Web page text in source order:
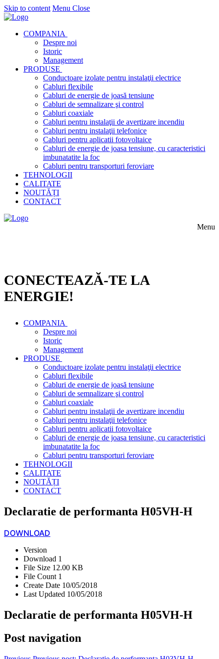
Skip to content Menu Close
COMPANIA
Despre noi
Istoric
Management
PRODUSE
Conductoare izolate pentru instalaţii electrice
Cabluri flexibile
Cabluri de energie de joasă tensiune
Cabluri de semnalizare şi control
Cabluri coaxiale
Cabluri pentru instalaţii de avertizare incendiu
Cabluri pentru instalaţii telefonice
Cabluri pentru aplicatii fotovoltaice
Cabluri de energie de joasa tensiune, cu caracteristici
imbunatatite la foc
Cabluri pentru transporturi feroviare
TEHNOLOGII
CALITATE
NOUTĂȚI
CONTACT
Menu
CONECTEAZĂ-TE LA
ENERGIE!
COMPANIA
Despre noi
Istoric
Management
PRODUSE
Conductoare izolate pentru instalaţii electrice
Cabluri flexibile
Cabluri de energie de joasă tensiune
Cabluri de semnalizare şi control
Cabluri coaxiale
Cabluri pentru instalaţii de avertizare incendiu
Cabluri pentru instalaţii telefonice
Cabluri pentru aplicatii fotovoltaice
Cabluri de energie de joasa tensiune, cu caracteristici
imbunatatite la foc
Cabluri pentru transporturi feroviare
TEHNOLOGII
CALITATE
NOUTĂȚI
CONTACT
Declaratie de performanta H05VH-H
DOWNLOAD
Version
Download 1
File Size 12.00 KB
File Count 1
Create Date 10/05/2018
Last Updated 10/05/2018
Declaratie de performanta H05VH-H
Post navigation